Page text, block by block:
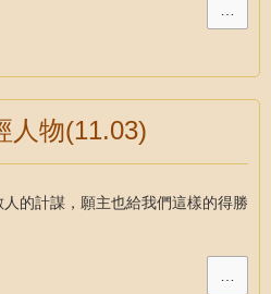
…
人物(11.03)
的計謀，願主也給我們這樣的得勝
…